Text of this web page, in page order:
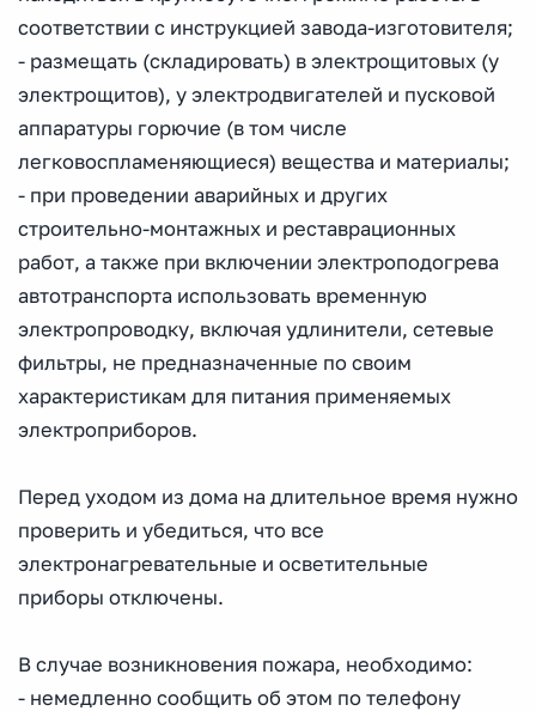
соответствии с инструкцией завода-изготовителя;
- размещать (складировать) в электрощитовых (у
электрощитов), у электродвигателей и пусковой
аппаратуры горючие (в том числе
легковоспламеняющиеся) вещества и материалы;
- при проведении аварийных и других
строительно-монтажных и реставрационных
работ, а также при включении электроподогрева
автотранспорта использовать временную
электропроводку, включая удлинители, сетевые
фильтры, не предназначенные по своим
характеристикам для питания применяемых
электроприборов.
Перед уходом из дома на длительное время нужно
проверить и убедиться, что все
электронагревательные и осветительные
приборы отключены.
В случае возникновения пожара, необходимо:
- немедленно сообщить об этом по телефону